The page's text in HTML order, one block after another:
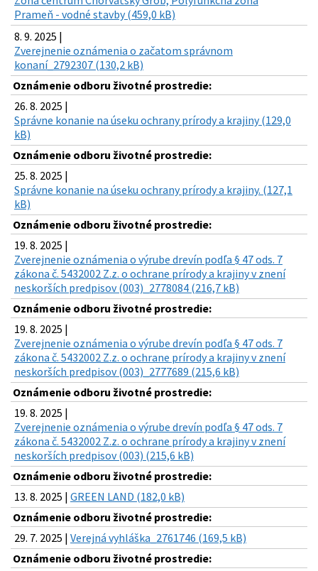
Prameň - vodné stavby (459,0 kB)
8. 9. 2025 |
Zverejnenie oznámenia o začatom správnom
konaní_2792307 (130,2 kB)
Oznámenie odboru životné prostredie:
26. 8. 2025 |
Správne konanie na úseku ochrany prírody a krajiny (129,0
kB)
Oznámenie odboru životné prostredie:
25. 8. 2025 |
Správne konanie na úseku ochrany prírody a krajiny. (127,1
kB)
Oznámenie odboru životné prostredie:
19. 8. 2025 |
Zverejnenie oznámenia o výrube drevín podľa § 47 ods. 7
zákona č. 5432002 Z.z. o ochrane prírody a krajiny v znení
neskorších predpisov (003)_2778084 (216,7 kB)
Oznámenie odboru životné prostredie:
19. 8. 2025 |
Zverejnenie oznámenia o výrube drevín podľa § 47 ods. 7
zákona č. 5432002 Z.z. o ochrane prírody a krajiny v znení
neskorších predpisov (003)_2777689 (215,6 kB)
Oznámenie odboru životné prostredie:
19. 8. 2025 |
Zverejnenie oznámenia o výrube drevín podľa § 47 ods. 7
zákona č. 5432002 Z.z. o ochrane prírody a krajiny v znení
neskorších predpisov (003) (215,6 kB)
Oznámenie odboru životné prostredie:
13. 8. 2025 | GREEN LAND (182,0 kB)
Oznámenie odboru životné prostredie:
29. 7. 2025 | Verejná vyhláška_2761746 (169,5 kB)
Oznámenie odboru životné prostredie: